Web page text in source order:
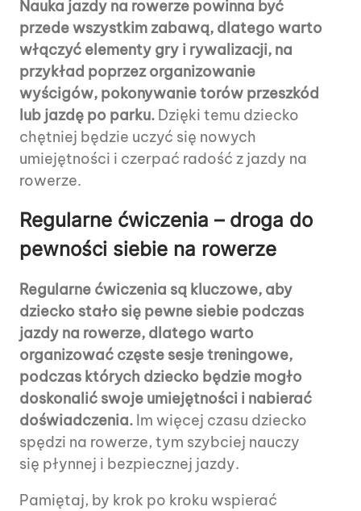
Nauka jazdy na rowerze powinna być
przede wszystkim zabawą, dlatego warto
włączyć elementy gry i rywalizacji, na
przykład poprzez organizowanie
wyścigów, pokonywanie torów przeszkód
lub jazdę po parku. Dzięki temu dziecko
chętniej będzie uczyć się nowych
umiejętności i czerpać radość z jazdy na
rowerze.
Regularne ćwiczenia – droga do
pewności siebie na rowerze
Regularne ćwiczenia są kluczowe, aby
dziecko stało się pewne siebie podczas
jazdy na rowerze, dlatego warto
organizować częste sesje treningowe,
podczas których dziecko będzie mogło
doskonalić swoje umiejętności i nabierać
doświadczenia. Im więcej czasu dziecko
spędzi na rowerze, tym szybciej nauczy
się płynnej i bezpiecznej jazdy.
Pamiętaj, by krok po kroku wspierać